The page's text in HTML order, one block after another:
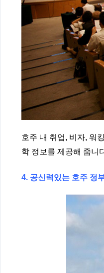
호주 내 취업, 비자, 워
학 정보를 제공해 줍니
4. 공신력있는 호주 정